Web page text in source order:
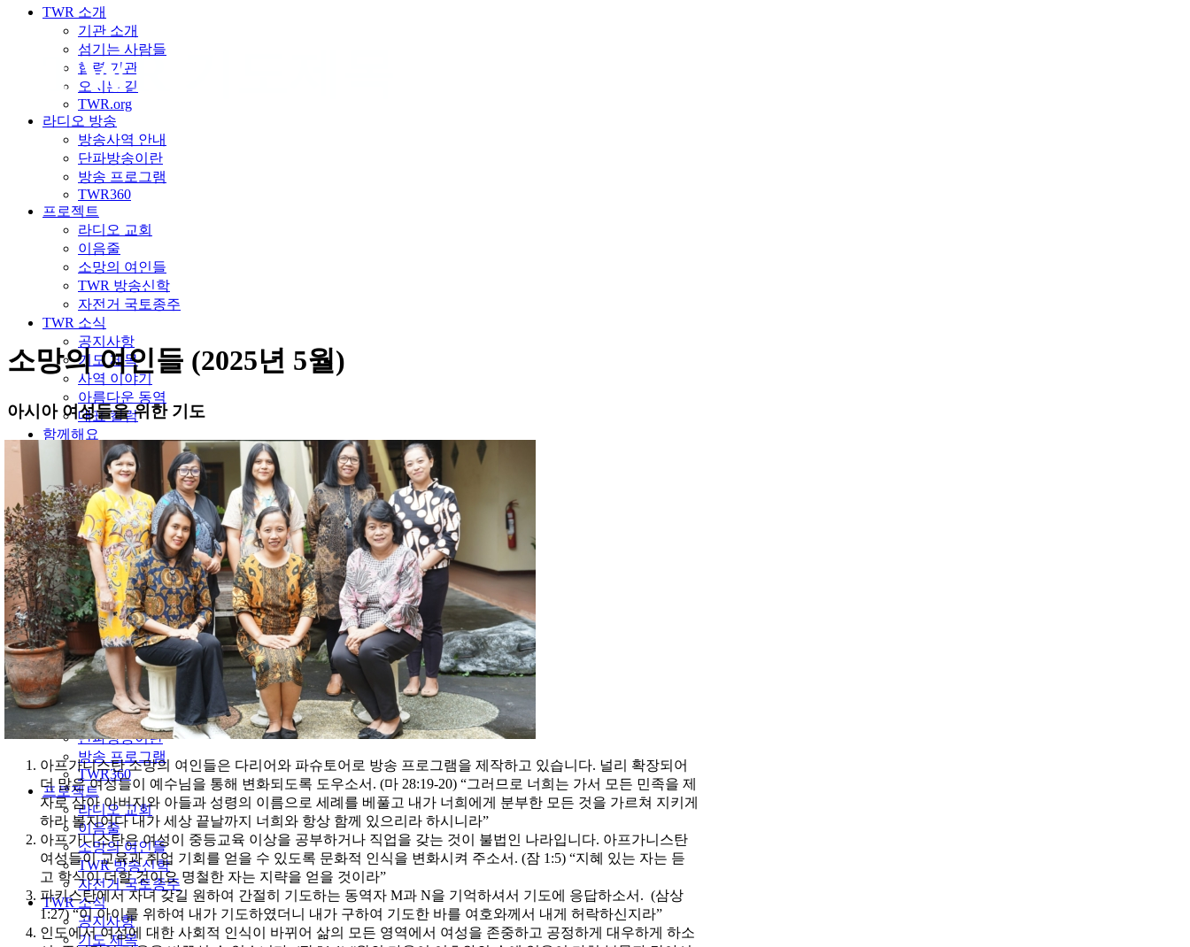
TWR 소개
기관 소개
섬기는 사람들
협력 기관
오시는 길
TWR.org
라디오 방송
방송사역 안내
단파방송이란
방송 프로그램
TWR360
프로젝트
라디오 교회
이음줄
소망의 여인들
TWR 방송신학
자전거 국토종주
TWR 소식
공지사항
기도 제목
사역 이야기
아름다운 동역
대표 칼럼
함께해요
기도후원 안내
자원봉사 안내
재정후원 안내
사역 편지
후원하기
Log in
TWR 소개
기관 소개
섬기는 사람들
협력 기관
오시는 길
TWR.org
라디오 방송
방송사역 안내
단파방송이란
방송 프로그램
TWR360
프로젝트
라디오 교회
이음줄
소망의 여인들
TWR 방송신학
자전거 국토종주
TWR 소식
공지사항
기도 제목
TWR 기도제목
소망의 여인들 (2025년 5월)
아시아 여성들을 위한 기도
아프가니스탄 소망의 여인들은 다리어와 파슈토어로 방송 프로그램을 제작하고 있습니다. 널리 확장되어
더 많은 여성들이 예수님을 통해 변화되도록 도우소서. (마 28:19-20) “그러므로 너희는 가서 모든 민족을 제
자로 삼아 아버지와 아들과 성령의 이름으로 세례를 베풀고 내가 너희에게 분부한 모든 것을 가르쳐 지키게
하라 볼지어다 내가 세상 끝날까지 너희와 항상 함께 있으리라 하시니라”
아프가니스탄은 여성이 중등교육 이상을 공부하거나 직업을 갖는 것이 불법인 나라입니다. 아프가니스탄
여성들이 교육과 취업 기회를 얻을 수 있도록 문화적 인식을 변화시켜 주소서. (잠 1:5) “지혜 있는 자는 듣
고 학식이 더할 것이요 명철한 자는 지략을 얻을 것이라”
파키스탄에서 자녀 갖길 원하여 간절히 기도하는 동역자 M과 N을 기억하셔서 기도에 응답하소서. (삼상
1:27) “이 아이를 위하여 내가 기도하였더니 내가 구하여 기도한 바를 여호와께서 내게 허락하신지라”
인도에서 여성에 대한 사회적 인식이 바뀌어 삶의 모든 영역에서 여성을 존중하고 공정하게 대우하게 하소